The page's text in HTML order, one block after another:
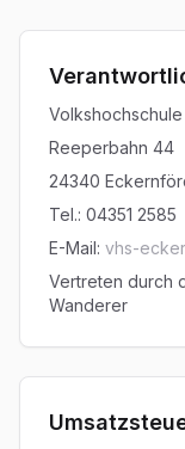
Reeperbahn 44
24340
Tel.: 04351 2585
E-Mail: vhs-
Vertreten durch
Wanderer